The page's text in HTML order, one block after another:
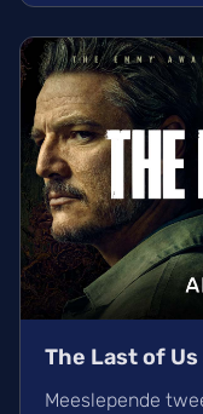
The Last of
Meeslepende